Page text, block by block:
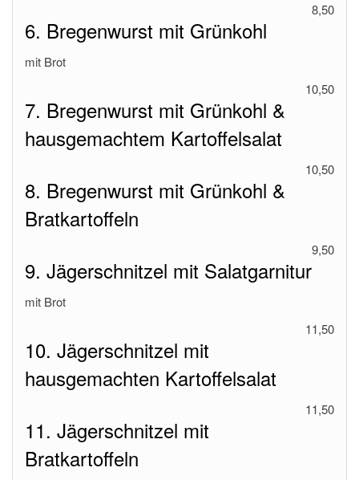
6. Bregenwurst mit Grünkohl
8,50
mit Brot
7. Bregenwurst mit Grünkohl &
hausgemachtem Kartoffelsalat
10,50
8. Bregenwurst mit Grünkohl &
Bratkartoffeln
10,50
9. Jägerschnitzel mit Salatgarnitur
9,50
mit Brot
10. Jägerschnitzel mit
hausgemachten Kartoffelsalat
11,50
11. Jägerschnitzel mit
Bratkartoffeln
11,50